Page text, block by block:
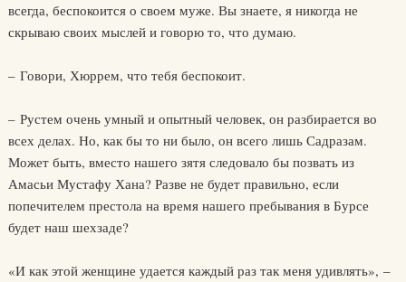
всегда, беспокоится о своем муже. Вы знаете, я никогда не
скрываю своих мыслей и говорю то, что думаю.
– Говори, Хюррем, что тебя беспокоит.
– Рустем очень умный и опытный человек, он разбирается во
всех делах. Но, как бы то ни было, он всего лишь Садразам.
Может быть, вместо нашего зятя следовало бы позвать из
Амасьи Мустафу Хана? Разве не будет правильно, если
попечителем престола на время нашего пребывания в Бурсе
будет наш шехзаде?
«И как этой женщине удается каждый раз так меня удивлять», –